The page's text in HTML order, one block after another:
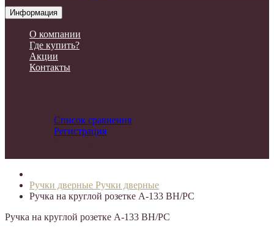
Информация
О компании
Где купить?
Акции
Контакты
Список сравнения
Регистрация
Ручки дверные Ручки дверные
Ручка на круглой розетке A-133 BH/PC
Ручка на круглой розетке A-133 BH/PC